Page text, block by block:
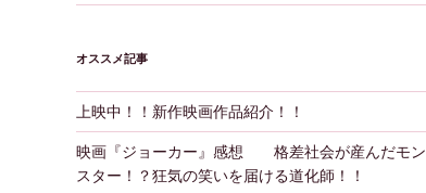
オススメ記事
上映中！！新作映画作品紹介！！
映画『ジョーカー』感想 格差社会が産んだモン
スター！？狂気の笑いを届ける道化師！！